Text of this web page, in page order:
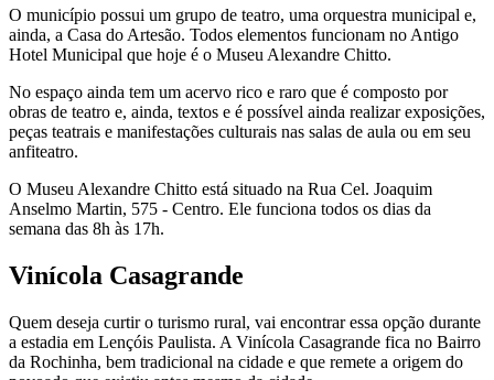
O município possui um grupo de teatro, uma orquestra municipal e,
ainda, a Casa do Artesão. Todos elementos funcionam no Antigo
Hotel Municipal que hoje é o Museu Alexandre Chitto.
No espaço ainda tem um acervo rico e raro que é composto por
obras de teatro e, ainda, textos e é possível ainda realizar exposições,
peças teatrais e manifestações culturais nas salas de aula ou em seu
anfiteatro.
O Museu Alexandre Chitto está situado na Rua Cel. Joaquim
Anselmo Martin, 575 - Centro. Ele funciona todos os dias da
semana das 8h às 17h.
Vinícola Casagrande
Quem deseja curtir o turismo rural, vai encontrar essa opção durante
a estadia em Lençóis Paulista. A Vinícola Casagrande fica no Bairro
da Rochinha, bem tradicional na cidade e que remete a origem do